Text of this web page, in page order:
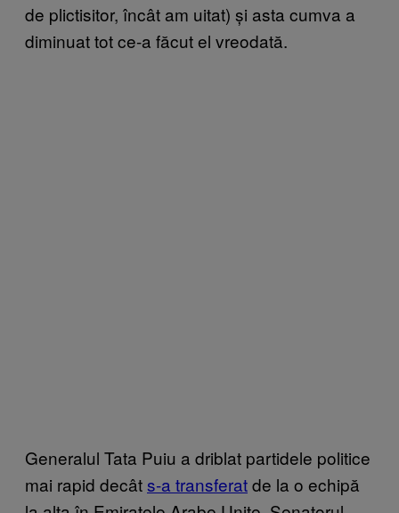
de plictisitor, încât am uitat) și asta cumva a
diminuat tot ce-a făcut el vreodată.
Generalul Tata Puiu a driblat partidele politice
mai rapid decâts-a transferatde la o echipă